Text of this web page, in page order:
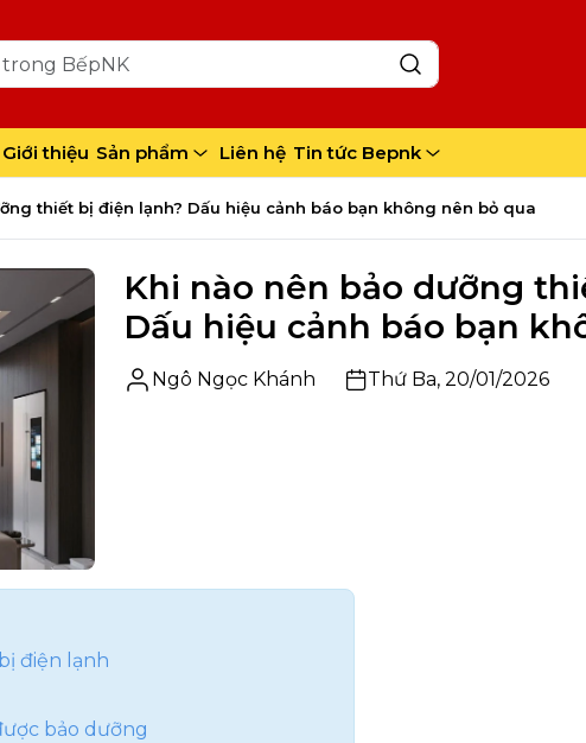
Giới thiệu Sản phẩm Liên hệ Tin tức Bepnk
thiết bị điện lạnh? Dấu hiệu cảnh báo bạn không nên bỏ qua
Khi nào nên bảo dưỡng
Dấu hiệu cảnh báo bạn
Ngô Ngọc Khánh Thứ Ba, 20/01/2026
điện lạnh
bảo dưỡng
bảo dưỡng
nghiệp
thời gian